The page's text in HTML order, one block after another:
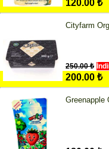
120.00 ₺
Cityfarm
250.00 ₺
200.00 ₺
Greenapple